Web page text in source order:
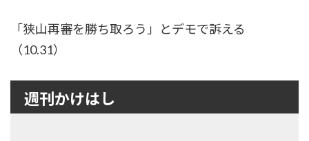
「狭山再審を勝ち取ろう」とデモで訴える
（10.31）
週刊かけはし